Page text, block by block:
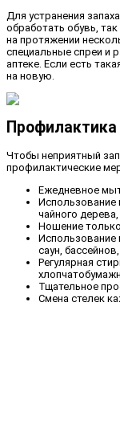
Для устранения
обработать обувь,
на протяжении
специальные спреи и
аптеке. Если есть
на новую.
Профилактика
Чтобы неприятный
профилактические
Ежедневное
Использование
чайного дерева,
Ношение
Использование
саун,
Регулярная
Тщательное
Смена стелек